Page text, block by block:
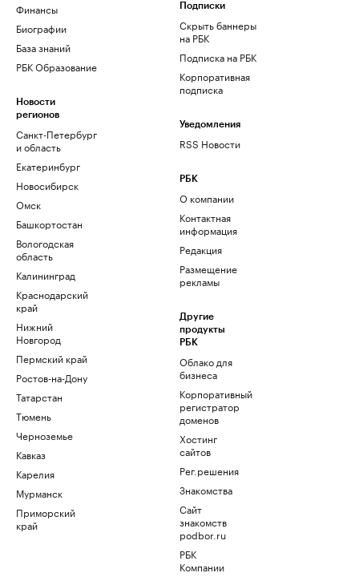
Финансы
Биографии
База знаний
РБК Образование
Новости
регионов
Санкт-Петербург
и область
Екатеринбург
Новосибирск
Омск
Башкортостан
Вологодская
область
Калининград
Краснодарский
край
Нижний
Новгород
Пермский край
Ростов-на-Дону
Татарстан
Тюмень
Черноземье
Кавказ
Карелия
Мурманск
Приморский
край
Подписки
Скрыть баннеры
на РБК
Подписка на РБК
Корпоративная
подписка
Уведомления
RSS Новости
РБК
О компании
Контактная
информация
Редакция
Размещение
рекламы
Другие
продукты
РБК
Облако для
бизнеса
Корпоративный
регистратор
доменов
Хостинг
сайтов
Рег.решения
Знакомства
Сайт
знакомств
podbor.ru
РБК
Компании